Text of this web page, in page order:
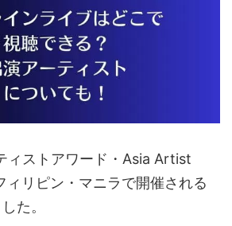
ィストアワード・Asia Artist
リピン・マニラで開催される
た。